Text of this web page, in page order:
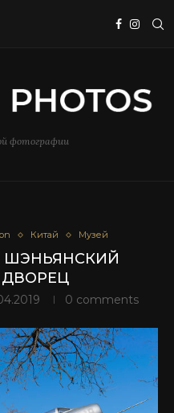
фотографии
Китай Музей
– ШЭНЬЯНСКИЙ
0 comments